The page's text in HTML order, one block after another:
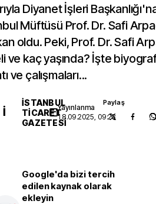
Diyanet İşleri
Müftüsü Prof. Dr. Safi
oldu. Peki, Prof. Dr. Safi
ve kaç yaşında? İşte
ve çalışmaları...
İ
İSTANBUL
TICARET
GAZETESI
Yayınlanma
18.09.2025, 09:23
Paylaş
Google'da bizi tercih
edilen kaynak olarak
ekleyin